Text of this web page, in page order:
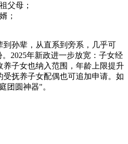
父母；
；
孙辈，从直系到旁系，几乎可
2025年新政进一步放宽：子女经
子女也纳入范围，年龄上限提升
受抚养子女配偶也可追加申请。如
团圆神器"。